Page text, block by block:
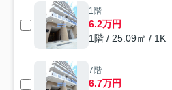
1階
6.2万円
1階 / 25.09㎡ / 1K
7階
6.7万円